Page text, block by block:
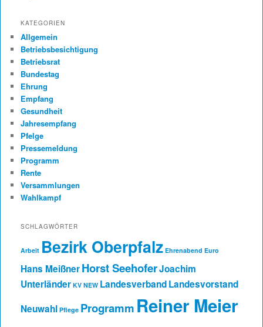
KATEGORIEN
Allgemein
Betriebsbesichtigung
Betriebsrat
Bundestag
Ehrung
Empfang
Gesundheit
Jahresempfang
Pfelge
Pressemeldung
Programm
Rente
Versammlungen
Wahlkampf
SCHLAGWÖRTER
Arbeit Bezirk Oberpfalz Ehrenabend Euro
Hans MeißnerHorst SeehoferJoachim
Unterländer KV NEW LandesverbandLandesvorstand
Neuwahl Pflege Programm Reiner Meier